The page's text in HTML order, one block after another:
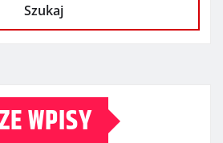
Szukaj
WPISY